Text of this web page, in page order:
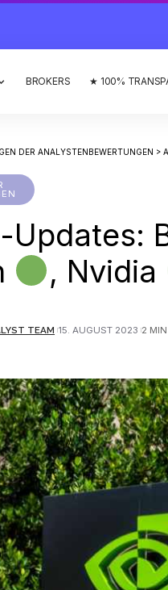
BROKERS ★ 100%
DER ANALYSTENBEWERTUNGEN >
Updates:
, Nvidia
TEAM 15. AUGUST 2023 2